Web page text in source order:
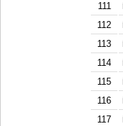
111
112
113
114
115
116
117